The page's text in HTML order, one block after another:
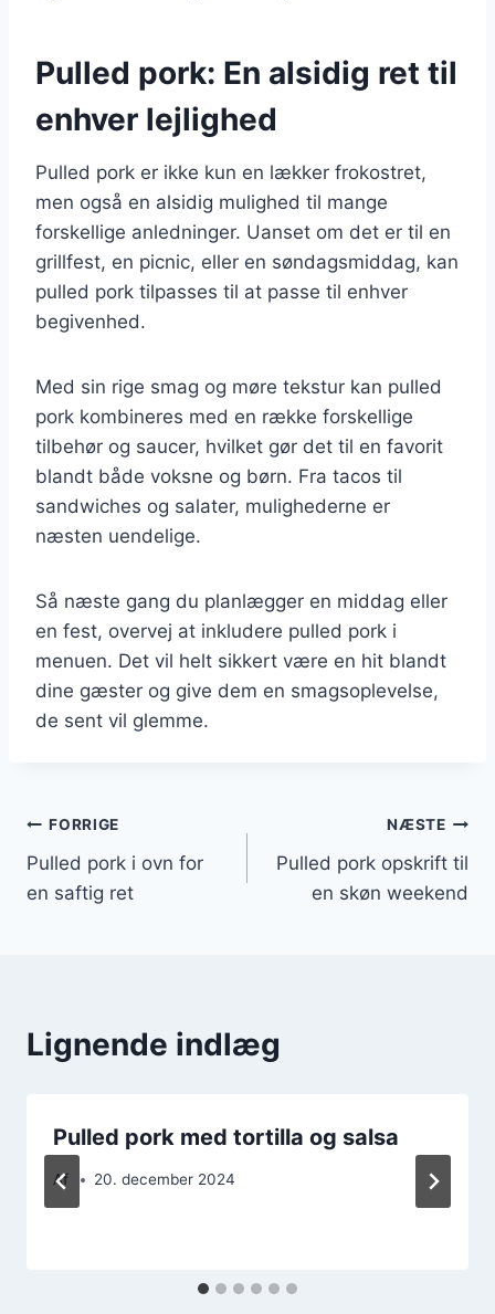
Pulled pork: En alsidig ret til
enhver lejlighed
Pulled pork er ikke kun en lækker frokostret,
men også en alsidig mulighed til mange
forskellige anledninger. Uanset om det er til en
grillfest, en picnic, eller en søndagsmiddag, kan
pulled pork tilpasses til at passe til enhver
begivenhed.
Med sin rige smag og møre tekstur kan pulled
pork kombineres med en række forskellige
tilbehør og saucer, hvilket gør det til en favorit
blandt både voksne og børn. Fra tacos til
sandwiches og salater, mulighederne er
næsten uendelige.
Så næste gang du planlægger en middag eller
en fest, overvej at inkludere pulled pork i
menuen. Det vil helt sikkert være en hit blandt
dine gæster og give dem en smagsoplevelse,
de sent vil glemme.
Indlægsnavigation
FORRIGE
Pulled pork i ovn for
en saftig ret
NÆSTE
Pulled pork opskrift til
en skøn weekend
Lignende indlæg
Pulled pork med tortilla og salsa
Af 20. december 2024